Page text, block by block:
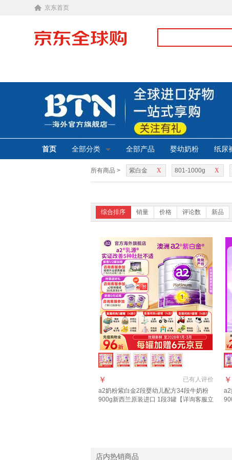
京东首页
首页 全部分类 全部产品 婴幼奶粉 纸尿
所有商品 > X
紫白金 X
801-1000g
综合排序 销量 价格 评论数 新品
已有人评价
￥
a2奶粉紫白金2段婴幼儿配方34段牛奶粉
900g新西兰原装进口 1段3罐【详询客服立
￥
a2
店内热销商品